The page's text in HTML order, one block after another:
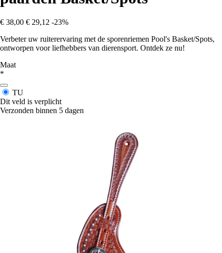
€ 38,00 € 29,12 -23%
Verbeter uw ruiterervaring met de sporenriemen Pool's Basket/Spots,
ontworpen voor liefhebbers van dierensport. Ontdek ze nu!
Maat
*
TU
Dit veld is verplicht
Verzonden binnen 5 dagen